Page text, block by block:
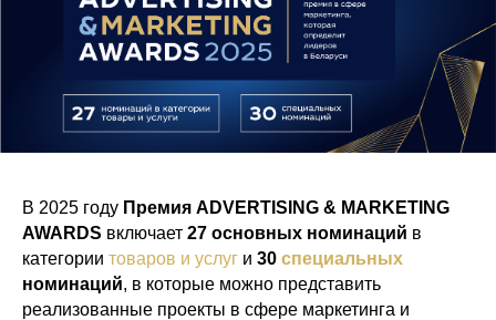
В 2025 году Премия ADVERTISING & MARKETING
AWARDS включает 27 основных номинаций в
категории товаров и услуг и 30 специальных
номинаций, в которые можно представить
реализованные проекты в сфере маркетинга и